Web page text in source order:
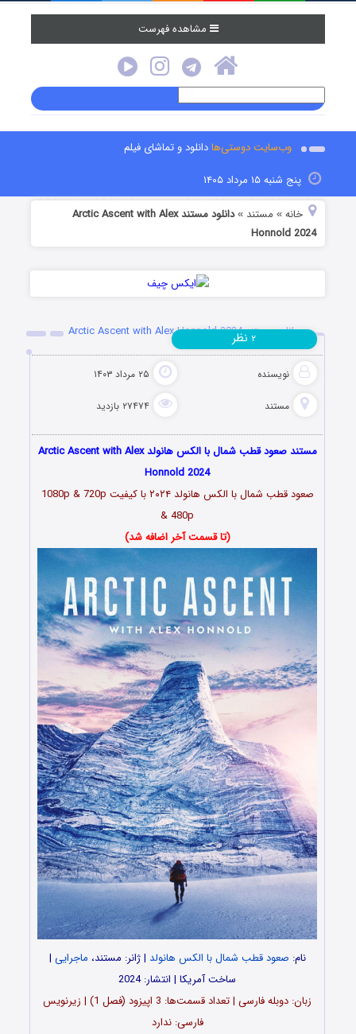
مشاهده فهرست
وب‌سایت دوستی‌هادانلود و تماشای فیلم
پنج شنبه ۱۵ مرداد ۱۴۰۵
خانه » مستند »
دانلود مستند Arctic Ascent with Alex
Honnold 2024
دانلود مستند Arctic Ascent with Alex Honnold 2024
نویسنده ۲۵ مرداد ۱۴۰۳
مستند ۲۷۴۷۴ بازدید
۲ نظر
مستند صعود قطب شمال با الکس هانولد Arctic Ascent with Alex
Honnold 2024
صعود قطب شمال با الکس هانولد ۲۰۲۴ با کیفیت 1080p & 720p
& 480p
(تا قسمت آخر اضافه شد)
نام: صعود قطب شمال با الکس هانولد | ژانر: مستند، ماجرایی |
ساخت آمریکا | انتشار: 2024
زبان: دوبله فارسی | تعداد قسمت‌‌‌‌ها: 3 اپیزود (فصل 1) | زیرنویس
فارسی: ندارد